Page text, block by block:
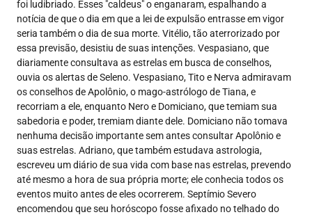
foi ludibriado. Esses "caldeus" o enganaram, espalhando a
notícia de que o dia em que a lei de expulsão entrasse em vigor
seria também o dia de sua morte. Vitélio, tão aterrorizado por
essa previsão, desistiu de suas intenções. Vespasiano, que
diariamente consultava as estrelas em busca de conselhos,
ouvia os alertas de Seleno. Vespasiano, Tito e Nerva admiravam
os conselhos de Apolônio, o mago-astrólogo de Tiana, e
recorriam a ele, enquanto Nero e Domiciano, que temiam sua
sabedoria e poder, tremiam diante dele. Domiciano não tomava
nenhuma decisão importante sem antes consultar Apolônio e
suas estrelas. Adriano, que também estudava astrologia,
escreveu um diário de sua vida com base nas estrelas, prevendo
até mesmo a hora de sua própria morte; ele conhecia todos os
eventos muito antes de eles ocorrerem. Septímio Severo
encomendou que seu horóscopo fosse afixado no telhado do